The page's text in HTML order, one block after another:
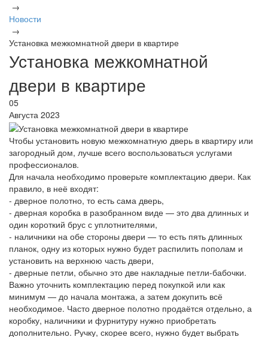
→
Новости
→
Установка межкомнатной двери в квартире
Установка межкомнатной
двери в квартире
05
Августа 2023
Чтобы установить новую межкомнатную дверь в квартиру или
загородный дом, лучше всего воспользоваться услугами
профессионалов.
Для начала необходимо проверьте комплектацию двери. Как
правило, в неё входят:
- дверное полотно, то есть сама дверь,
- дверная коробка в разобранном виде — это два длинных и
один короткий брус с уплотнителями,
- наличники на обе стороны двери — то есть пять длинных
планок, одну из которых нужно будет распилить пополам и
установить на верхнюю часть двери,
- дверные петли, обычно это две накладные петли-бабочки.
Важно уточнить комплектацию перед покупкой или как
минимум — до начала монтажа, а затем докупить всё
необходимое. Часто дверное полотно продаётся отдельно, а
коробку, наличники и фурнитуру нужно приобретать
дополнительно. Ручку, скорее всего, нужно будет выбрать